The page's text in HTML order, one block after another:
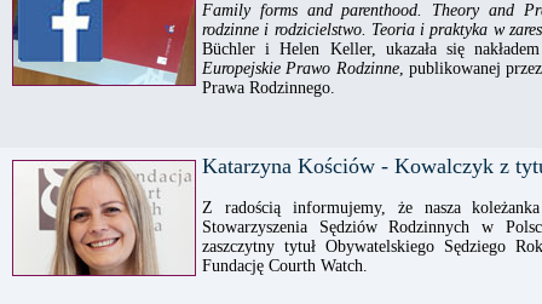
Family forms and parenthood. Theory and
rodzinne i rodzicielstwo. Teoria i praktyka w
Büchler i Helen Keller, ukazała się
Europejskie Prawo Rodzinne, publikowanej
Prawa Rodzinnego.
Katarzyna Kościów - Kowalczyk z
Z radością informujemy, że nasza
Stowarzyszenia Sędziów Rodzinnych w
zaszczytny tytuł Obywatelskiego Sędziego
Fundację Courth Watch.